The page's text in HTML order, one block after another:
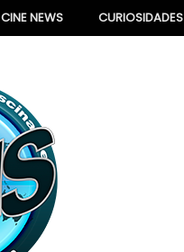
CINE NEWS CURIOSIDADES